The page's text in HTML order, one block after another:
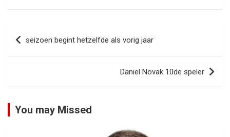
Bericht
navigatie
seizoen begint hetzelfde als vorig jaar
Daniel Novak 10de speler
You may Missed